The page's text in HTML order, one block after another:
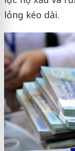
lỏng kéo dài.